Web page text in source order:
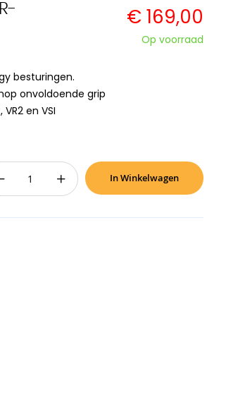
besturingen.
onvoldoende grip
en VSI
€ 169,00
Op voorraad
+ In Winkelwagen